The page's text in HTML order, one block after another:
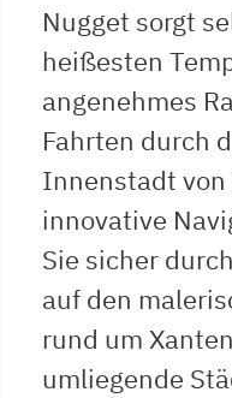
Nugget sorgt
heißesten
angenehmes
Fahrten durch
Innenstadt von
innovative
Sie sicher
auf den
rund um
umliegende